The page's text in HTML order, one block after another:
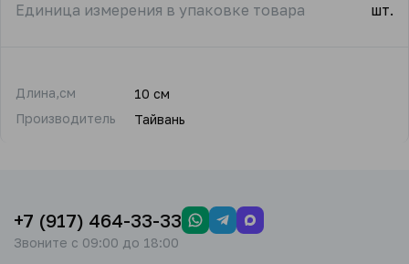
Единица измерения в упаковке товара шт.
Длина,см
10 см
Производитель
Тайвань
+7 (917) 464-33-33
Звоните с 09:00 до 18:00